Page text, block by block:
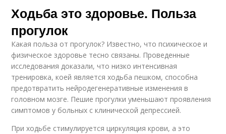
Ходьба это здоровье. Польза
прогулок
Какая польза от прогулок? Известно, что психическое и
физическое здоровье тесно связаны. Проведенные
исследования доказали, что низко интенсивная
тренировка, коей является ходьба пешком, способна
предотвратить нейродегенеративные изменения в
головном мозге. Пешие прогулки уменьшают проявления
симптомов у больных с клинической депрессией.
При ходьбе стимулируется циркуляция крови, а это